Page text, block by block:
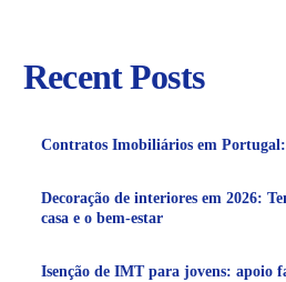
Recent Posts
Contratos Imobiliários em
Decoração de interiores em 2026:
casa e o bem-estar
Isenção de IMT para jovens: apoio